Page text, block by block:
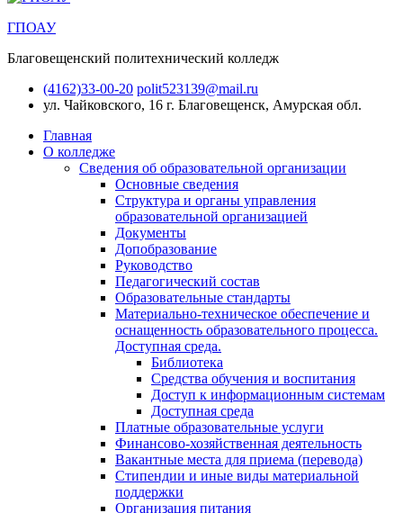
ГПОАУ
Благовещенский политехнический колледж
(4162)33-00-20 polit523139@mail.ru
ул. Чайковского, 16 г. Благовещенск, Амурская обл.
Главная
О колледже
Сведения об образовательной организации
Основные сведения
Структура и органы управления
образовательной организацией
Документы
Допобразование
Руководство
Педагогический состав
Образовательные стандарты
Материально-техническое обеспечение и
оснащенность образовательного процесса.
Доступная среда.
Библиотека
Средства обучения и воспитания
Доступ к информационным системам
Доступная среда
Платные образовательные услуги
Финансово-хозяйственная деятельность
Вакантные места для приема (перевода)
Стипендии и иные виды материальной
поддержки
Организация питания